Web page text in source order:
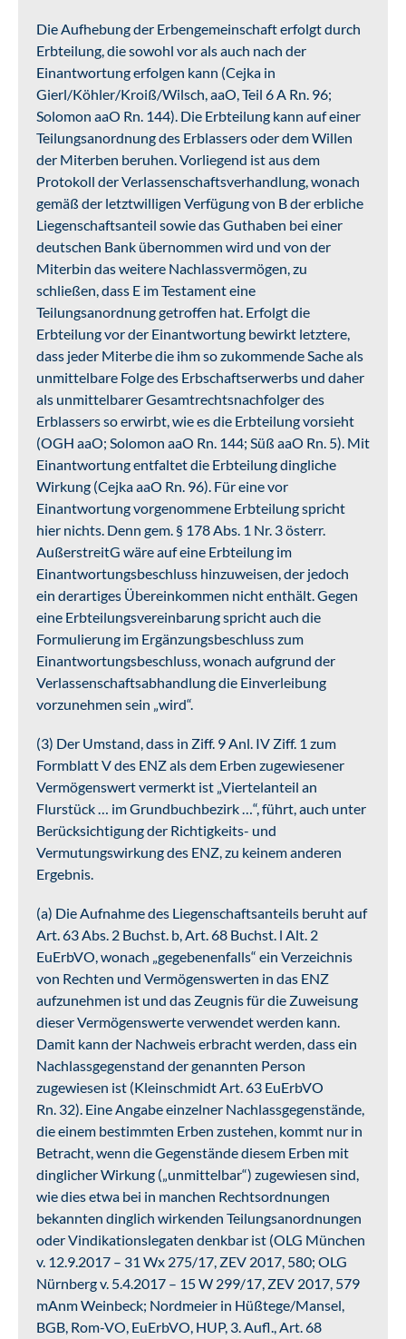
Die Aufhebung der Erbengemeinschaft erfolgt durch
Erbteilung, die sowohl vor als auch nach der
Einantwortung erfolgen kann (Cejka in
Gierl/Köhler/Kroiß/Wilsch, aaO, Teil 6 A Rn. 96;
Solomon aaO Rn. 144). Die Erbteilung kann auf einer
Teilungsanordnung des Erblassers oder dem Willen
der Miterben beruhen. Vorliegend ist aus dem
Protokoll der Verlassenschaftsverhandlung, wonach
gemäß der letztwilligen Verfügung von B der erbliche
Liegenschaftsanteil sowie das Guthaben bei einer
deutschen Bank übernommen wird und von der
Miterbin das weitere Nachlassvermögen, zu
schließen, dass E im Testament eine
Teilungsanordnung getroffen hat. Erfolgt die
Erbteilung vor der Einantwortung bewirkt letztere,
dass jeder Miterbe die ihm so zukommende Sache als
unmittelbare Folge des Erbschaftserwerbs und daher
als unmittelbarer Gesamtrechtsnachfolger des
Erblassers so erwirbt, wie es die Erbteilung vorsieht
(OGH aaO; Solomon aaO Rn. 144; Süß aaO Rn. 5). Mit
Einantwortung entfaltet die Erbteilung dingliche
Wirkung (Cejka aaO Rn. 96). Für eine vor
Einantwortung vorgenommene Erbteilung spricht
hier nichts. Denn gem. § 178 Abs. 1 Nr. 3 österr.
AußerstreitG wäre auf eine Erbteilung im
Einantwortungsbeschluss hinzuweisen, der jedoch
ein derartiges Übereinkommen nicht enthält. Gegen
eine Erbteilungsvereinbarung spricht auch die
Formulierung im Ergänzungsbeschluss zum
Einantwortungsbeschluss, wonach aufgrund der
Verlassenschaftsabhandlung die Einverleibung
vorzunehmen sein „wird“.
(3) Der Umstand, dass in Ziff. 9 Anl. IV Ziff. 1 zum
Formblatt V des ENZ als dem Erben zugewiesener
Vermögenswert vermerkt ist „Viertelanteil an
Flurstück … im Grundbuchbezirk …“, führt, auch unter
Berücksichtigung der Richtigkeits- und
Vermutungswirkung des ENZ, zu keinem anderen
Ergebnis.
(a) Die Aufnahme des Liegenschaftsanteils beruht auf
Art. 63 Abs. 2 Buchst. b, Art. 68 Buchst. l Alt. 2
EuErbVO, wonach „gegebenenfalls“ ein Verzeichnis
von Rechten und Vermögenswerten in das ENZ
aufzunehmen ist und das Zeugnis für die Zuweisung
dieser Vermögenswerte verwendet werden kann.
Damit kann der Nachweis erbracht werden, dass ein
Nachlassgegenstand der genannten Person
zugewiesen ist (Kleinschmidt Art. 63 EuErbVO
Rn. 32). Eine Angabe einzelner Nachlassgegenstände,
die einem bestimmten Erben zustehen, kommt nur in
Betracht, wenn die Gegenstände diesem Erben mit
dinglicher Wirkung („unmittelbar“) zugewiesen sind,
wie dies etwa bei in manchen Rechtsordnungen
bekannten dinglich wirkenden Teilungsanordnungen
oder Vindikationslegaten denkbar ist (OLG München
v. 12.9.2017 – 31 Wx 275/17, ZEV 2017, 580; OLG
Nürnberg v. 5.4.2017 – 15 W 299/17, ZEV 2017, 579
mAnm Weinbeck; Nordmeier in Hüßtege/Mansel,
BGB, Rom-VO, EuErbVO, HUP, 3. Aufl., Art. 68